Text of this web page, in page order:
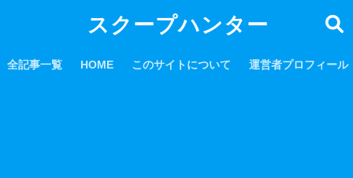
スクープハンター
全記事一覧 HOME このサイトについて 運営者プロフィール